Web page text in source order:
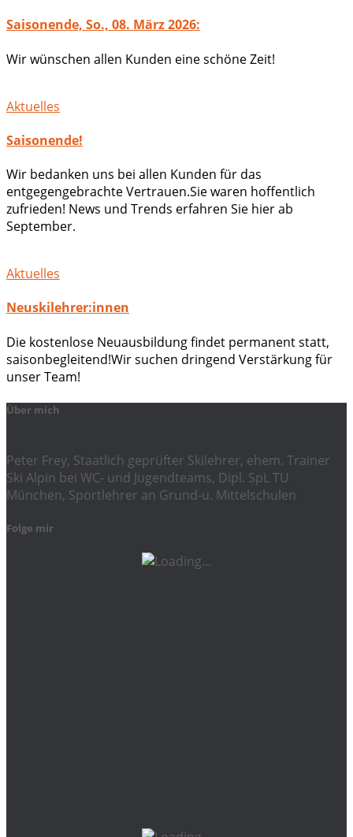
Saisonende, So., 08. März 2026:
Wir wünschen allen Kunden eine schöne Zeit!
Aktuelles
Saisonende!
Wir bedanken uns bei allen Kunden für das
entgegengebrachte Vertrauen.Sie waren hoffentlich
zufrieden! News und Trends erfahren Sie hier ab
September.
Aktuelles
Neuskilehrer:innen
Die kostenlose Neuausbildung findet permanent statt,
saisonbegleitend!Wir suchen dringend Verstärkung für
unser Team!
Über mich
Peter Frey, Staatlich geprüfter Skilehrer, ehem. Trainer
Ski Alpin bei WC- und Jugendteams, Dipl. SpL TU
München, Sportlehrer an Grund-u. Mittelschulen
Folge mir